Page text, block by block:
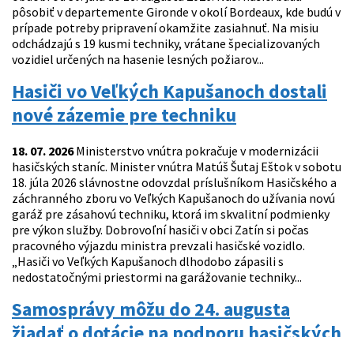
pôsobiť v departemente Gironde v okolí Bordeaux, kde budú v
prípade potreby pripravení okamžite zasiahnuť. Na misiu
odchádzajú s 19 kusmi techniky, vrátane špecializovaných
vozidiel určených na hasenie lesných požiarov...
Hasiči vo Veľkých Kapušanoch dostali
nové zázemie pre techniku
18. 07. 2026Ministerstvo vnútra pokračuje v modernizácii
hasičských staníc. Minister vnútra Matúš Šutaj Eštok v sobotu
18. júla 2026 slávnostne odovzdal príslušníkom Hasičského a
záchranného zboru vo Veľkých Kapušanoch do užívania novú
garáž pre zásahovú techniku, ktorá im skvalitní podmienky
pre výkon služby. Dobrovoľní hasiči v obci Zatín si počas
pracovného výjazdu ministra prevzali hasičské vozidlo.
„Hasiči vo Veľkých Kapušanoch dlhodobo zápasili s
nedostatočnými priestormi na garážovanie techniky...
Samosprávy môžu do 24. augusta